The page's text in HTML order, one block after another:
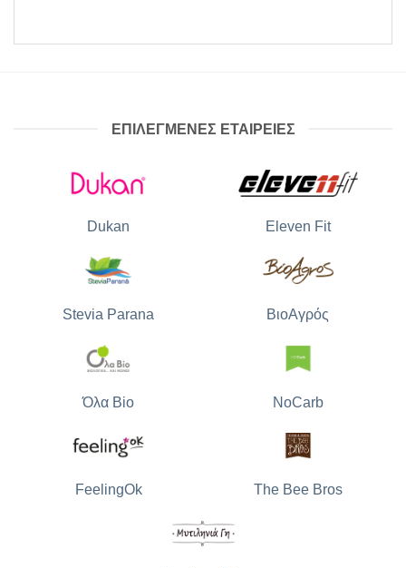
ΕΠΙΛΕΓΜΕΝΕΣ ΕΤΑΙΡΕΙΕΣ
Dukan Eleven Fit
Stevia Parana ΒιοΑγρός
Όλα Bio NoCarb
FeelingOk The Bee Bros